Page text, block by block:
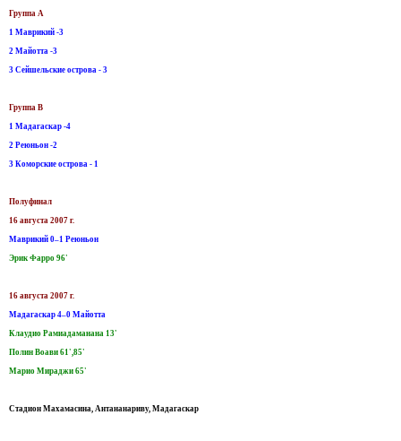
Группа А
1 Маврикий -3
2 Майотта -3
3 Сейшельские острова - 3
Группа B
1 Мадагаскар -4
2 Реюньон -2
3 Коморские острова - 1
Полуфинал
16 августа 2007 г.
Маврикий 0–1 Реюньон
Эрик Фарро 96'
16 августа 2007 г.
Мадагаскар 4–0 Майотта
Клаудио Рамиадаманана 13'
Полин Воави 61',85'
Марио Мираджи 65'
Стадион Махамасина, Антананариву, Мадагаскар